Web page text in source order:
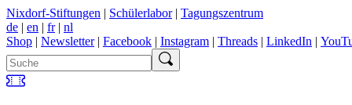
Nixdorf-Stiftungen | Schülerlabor| Tagungszentrum
de | en | fr| nl
Shop | Newsletter| Facebook | Instagram | Threads | LinkedIn |